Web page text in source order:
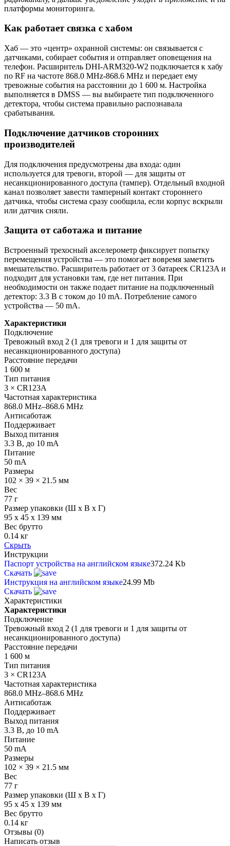
платформы мониторинга.
Как работает связка с хабом
Хаб — это «центр» охранной системы: он связывается с
датчиками, собирает события и отправляет оповещения на
телефон. Расширитель DHI-ARM320-W2 подключается к хабу
по RF на частоте 868.0 MHz-868.6 MHz и передает ему
тревожные события на расстоянии до 1 600 м. Настройка
выполняется в DMSS — вы выбираете тип подключенного
детектора, чтобы система правильно распознавала
срабатывания.
Подключение датчиков сторонних
производителей
Для подключения предусмотрены два входа: один
используется для тревоги, второй — для защиты от
несанкционированного доступа (тампер). Отдельный входной
канал позволяет завести тамперный контакт стороннего
датчика, чтобы система сразу сообщила, если корпус вскрыли
или датчик сняли.
Защита от саботажа и питание
Встроенный трехосный акселерометр фиксирует попытку
перемещения устройства — это помогает вовремя заметить
вмешательство. Расширитель работает от 3 батареек CR123A и
подходит для установки там, где нет питания. При
необходимости он также подает питание на подключенный
детектор: 3.3 В с током до 10 mA. Потребление самого
устройства — 50 mA.
Характеристики
Подключение
Тревожный вход 2 (1 для тревоги и 1 для защиты от
несанкционированного доступа)
Расстояние передачи
1 600 м
Тип питания
3 × CR123A
Частотная характеристика
868.0 MHz–868.6 MHz
Антисаботаж
Поддерживает
Выход питания
3.3 В, до 10 mA
Питание
50 mA
Размеры
102 × 39 × 21.5 мм
Вес
77 г
Размер упаковки (Ш х В х Г)
95 x 45 x 139 мм
Вес брутто
0.14 кг
Скрыть
Инструкции
Паспорт устройства на английском языке372.24 Kb
Скачать
Инструкция на английском языке24.99 Mb
Скачать
Характеристики
Характеристики
Подключение
Тревожный вход 2 (1 для тревоги и 1 для защиты от
несанкционированного доступа)
Расстояние передачи
1 600 м
Тип питания
3 × CR123A
Частотная характеристика
868.0 MHz–868.6 MHz
Антисаботаж
Поддерживает
Выход питания
3.3 В, до 10 mA
Питание
50 mA
Размеры
102 × 39 × 21.5 мм
Вес
77 г
Размер упаковки (Ш х В х Г)
95 x 45 x 139 мм
Вес брутто
0.14 кг
Отзывы (0)
Написать отзыв